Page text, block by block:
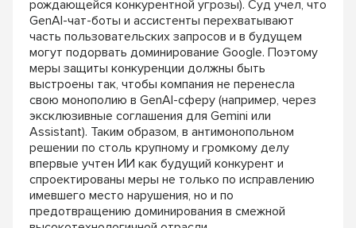
рождающейся конкурентной угрозы). Суд учел, что
GenAI-чат-боты и ассистенты перехватывают
часть пользовательских запросов и в будущем
могут подорвать доминирование Google. Поэтому
меры защиты конкуренции должны быть
выстроены так, чтобы компания не перенесла
свою монополию в GenAI-сферу (например, через
эксклюзивные соглашения для Gemini или
Assistant). Таким образом, в антимонопольном
решении по столь крупному и громкому делу
впервые учтен ИИ как будущий конкурент и
спроектированы меры не только по исправлению
имевшего место нарушения, но и по
предотвращению доминирования в смежной